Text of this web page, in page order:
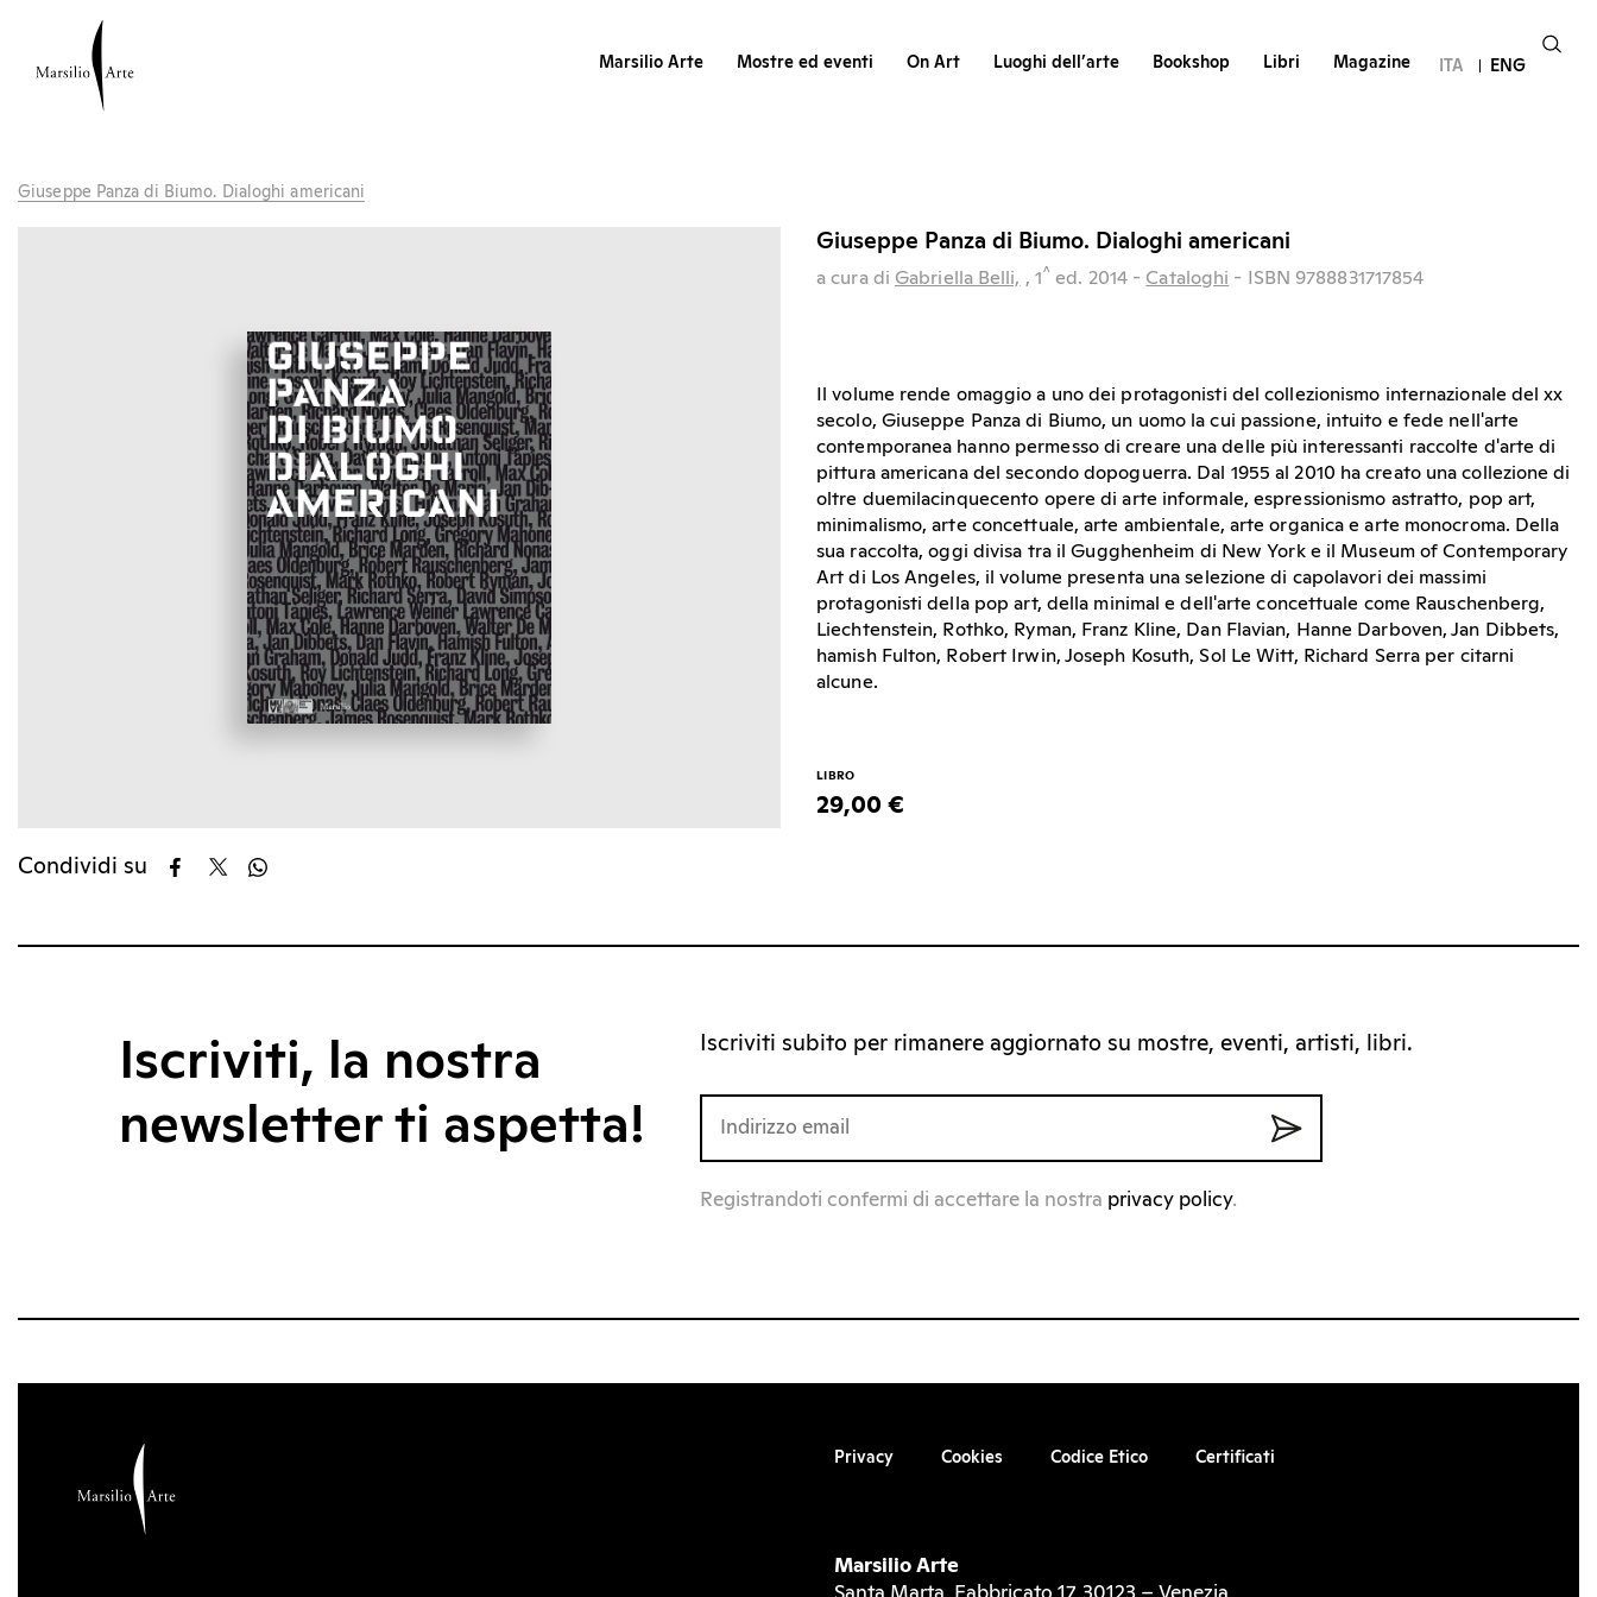
Marsilio Arte Mostre ed eventi On Art Luoghi dell’arte Bookshop Libri Magazine ITA ENG
Giuseppe Panza di Biumo. Dialoghi americani
Condividi su
Giuseppe Panza di Biumo. Dialoghi americani
a cura di Gabriella Belli, , 1^ ed. 2014 - Cataloghi - ISBN 9788831717854
Il volume rende omaggio a uno dei protagonisti del collezionismo internazionale del xx
secolo, Giuseppe Panza di Biumo, un uomo la cui passione, intuito e fede nell'arte
contemporanea hanno permesso di creare una delle più interessanti raccolte d'arte di
pittura americana del secondo dopoguerra. Dal 1955 al 2010 ha creato una collezione di
oltre duemilacinquecento opere di arte informale, espressionismo astratto, pop art,
minimalismo, arte concettuale, arte ambientale, arte organica e arte monocroma. Della
sua raccolta, oggi divisa tra il Gugghenheim di New York e il Museum of Contemporary
Art di Los Angeles, il volume presenta una selezione di capolavori dei massimi
protagonisti della pop art, della minimal e dell'arte concettuale come Rauschenberg,
Liechtenstein, Rothko, Ryman, Franz Kline, Dan Flavian, Hanne Darboven, Jan Dibbets,
hamish Fulton, Robert Irwin, Joseph Kosuth, Sol Le Witt, Richard Serra per citarni
alcune.
LIBRO
29,00 €
Iscriviti, la nostra
newsletter ti aspetta!
Iscriviti subito per rimanere aggiornato su mostre, eventi, artisti, libri.
Registrandoti confermi di accettare la nostra privacy policy.
Privacy Cookies Codice Etico Certificati
Marsilio Arte